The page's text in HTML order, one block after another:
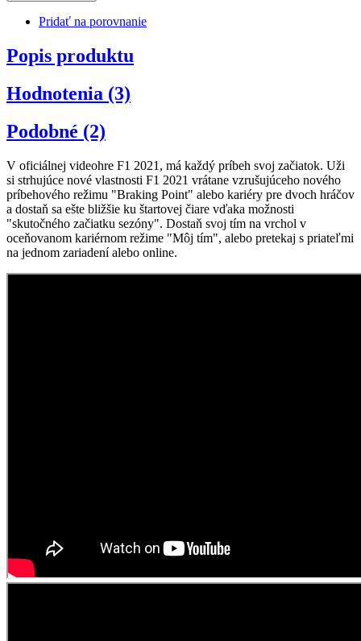
Pridať na porovnanie
Popis produktu
Hodnotenia (3)
Podobné (2)
V oficiálnej videohre F1 2021, má každý príbeh svoj začiatok. Uži
si strhujúce nové vlastnosti F1 2021 vrátane vzrušujúceho nového
príbehového režimu "Braking Point" alebo kariéry pre dvoch hráčov
a dostaň sa ešte bližšie ku štartovej čiare vďaka možnosti
"skutočného začiatku sezóny". Dostaň svoj tím na vrchol v
oceňovanom kariérnom režime "Môj tím", alebo pretekaj s priateľmi
na jednom zariadení alebo online.